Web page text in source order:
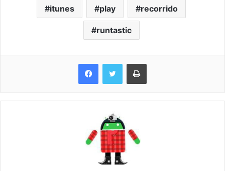
itunes play recorrido
runtastic
Imprimir